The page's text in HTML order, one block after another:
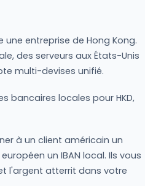
entreprise de Hong Kong.
des serveurs aux États-Unis
multi-devises unifié.
bancaires locales pour HKD,
à un client américain un
un IBAN local. Ils vous
l'argent atterrit dans votre